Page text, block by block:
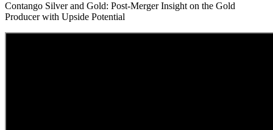
Contango Silver and Gold: Post-Merger Insight on the Gold
Producer with Upside Potential